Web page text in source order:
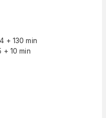
+ 130 min
+ 10 min